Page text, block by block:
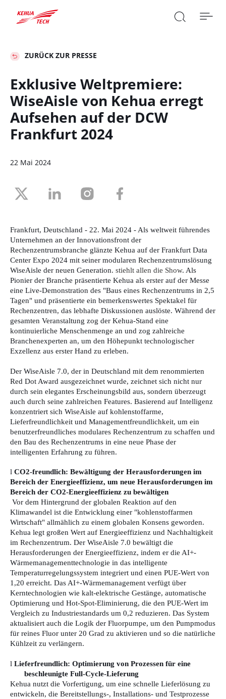

 SUCHE
ZURÜCK ZUR PRESSE
Exklusive Weltpremiere:
WiseAisle von Kehua erregt
Aufsehen auf der DCW
Frankfurt 2024
22 Mai 2024
Frankfurt, Deutschland - 22. Mai 2024 - Als weltweit führendes
Unternehmen an der Innovationsfront der
Rechenzentrumsbranche glänzte Kehua auf der Frankfurt Data
Center Expo 2024 mit seiner modularen Rechenzentrumslösung
WiseAisle der neuen Generation. stiehlt allen die Show. Als
Pionier der Branche präsentierte Kehua als erster auf der Messe
eine Live-Demonstration des "Baus eines Rechenzentrums in 2,5
Tagen" und präsentierte ein bemerkenswertes Spektakel für
Rechenzentren, das lebhafte Diskussionen auslöste. Während der
gesamten Veranstaltung zog der Kehua-Stand eine
kontinuierliche Menschenmenge an und zog zahlreiche
Branchenexperten an, um den Höhepunkt technologischer
Exzellenz aus erster Hand zu erleben.
Der WiseAisle 7.0, der in Deutschland mit dem renommierten
Red Dot Award ausgezeichnet wurde, zeichnet sich nicht nur
durch sein elegantes Erscheinungsbild aus, sondern überzeugt
auch durch seine zahlreichen Features. Basierend auf Intelligenz
konzentriert sich WiseAisle auf kohlenstoffarme,
Lieferfreundlichkeit und Managementfreundlichkeit, um ein
benutzerfreundliches modulares Rechenzentrum zu schaffen und
den Bau des Rechenzentrums in eine neue Phase der
intelligenten Erfahrung zu führen.
l CO2-freundlich: Bewältigung der Herausforderungen im
Bereich der Energieeffizienz, um neue Herausforderungen im
Bereich der CO2-Energieeffizienz zu bewältigen
Vor dem Hintergrund der globalen Reaktion auf den
Klimawandel ist die Entwicklung einer "kohlenstoffarmen
Wirtschaft" allmählich zu einem globalen Konsens geworden.
Kehua legt großen Wert auf Energieeffizienz und Nachhaltigkeit
im Rechenzentrum. Der WiseAisle 7.0 bewältigt die
Herausforderungen der Energieeffizienz, indem er die AI+-
Wärmemanagementtechnologie in das intelligente
Temperaturregelungssystem integriert und einen PUE-Wert von
1,20 erreicht. Das AI+-Wärmemanagement verfügt über
Kerntechnologien wie kalt-elektrische Gestänge, automatische
Optimierung und Hot-Spot-Eliminierung, die den PUE-Wert im
Vergleich zu Industriestandards um 0,2 reduzieren. Das System
aktualisiert auch die Logik der Fluorpumpe, um den Pumpmodus
für reines Fluor unter 20 Grad zu aktivieren und so die natürliche
Kühlzeit zu verlängern.
l Lieferfreundlich: Optimierung von Prozessen für eine
beschleunigte Full-Cycle-Lieferung
Kehua nutzt die Vorfertigung, um eine schnelle Lieferlösung zu
entwickeln, die Bereitstellungs-, Installations- und Testprozesse